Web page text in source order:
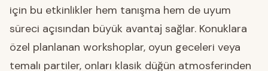
için bu etkinlikler hem tanışma hem de uyum
süreci açısından büyük avantaj sağlar. Konuklara
özel planlanan workshoplar, oyun geceleri veya
temalı partiler, onları klasik düğün atmosferinden